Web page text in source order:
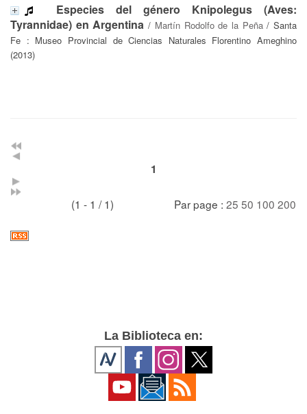
Especies del género Knipolegus (Aves:
Tyrannidae) en Argentina / Martín Rodolfo de la Peña/ Santa
Fe : Museo Provincial de Ciencias Naturales Florentino Ameghino
(2013)
1
(1 - 1 / 1) Par page : 25 50 100 200
La Biblioteca en: